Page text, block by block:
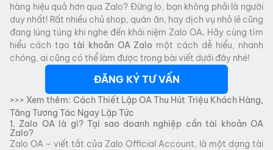
hàng hiệu quả hơn qua Zalo? Đừng lo, bạn không phải là người
duy nhất! Rất nhiều chủ shop, quán ăn, hay dịch vụ nhỏ lẻ cũng
đang lúng túng khi nghe đến khái niệm Zalo OA. Hãy cùng tìm
hiểu cách tạo tài khoản OA Zalo một cách dễ hiểu, nhanh
chóng, ai cũng có thể làm được trong bài viết dưới đây nhé!
ĐĂNG KÝ TƯ VẤN
>>> Xem thêm: Cách Thiết Lập OA Thu Hút Triệu Khách Hàng,
Tăng Tương Tác Ngay Lập Tức
1. Zalo OA là gì? Tại sao doanh nghiệp cần tài khoản OA
Zalo?
Zalo OA – viết tắt của Zalo Official Account, là một dạng tài